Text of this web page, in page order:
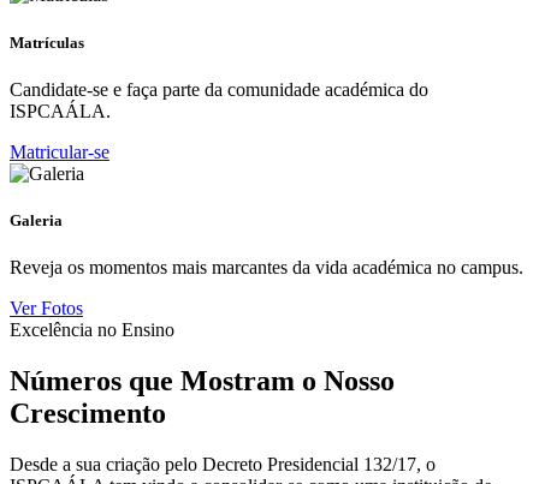
Matrículas
Candidate-se e faça parte da comunidade académica do
ISPCAÁLA.
Matricular-se
Galeria
Reveja os momentos mais marcantes da vida académica no campus.
Ver Fotos
Excelência no Ensino
Números que Mostram o Nosso
Crescimento
Desde a sua criação pelo Decreto Presidencial 132/17, o